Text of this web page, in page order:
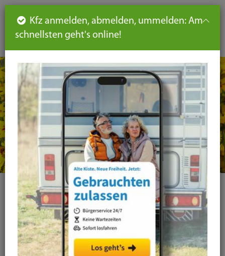
DE
Kategorie
Alle Kategorien Amtsblatt
Arbeit / Gewerbe / Jobcenter
Seiteninhalt
Hauptnavigation
Seitennavigation
leichte
Sprache
Kfz anmelden, abmelden, ummelden: Am
schnellsten geht's online!